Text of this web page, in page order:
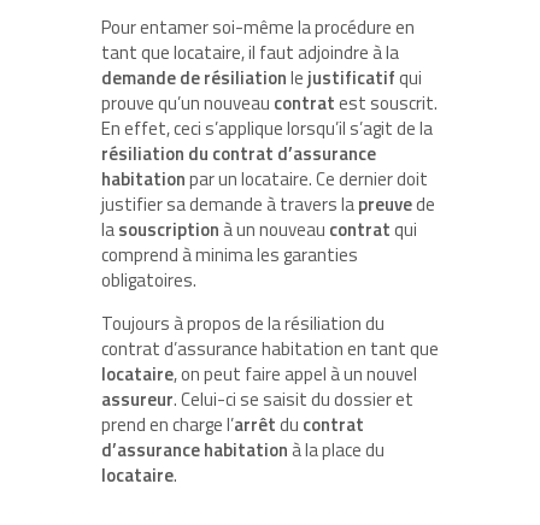
Pour entamer soi-même la procédure en
tant que locataire, il faut adjoindre à la
demande de résiliationle justificatifqui
prouve qu’un nouveau contratest souscrit.
En effet, ceci s’applique lorsqu’il s’agit de la
résiliation du contrat d’assurance
habitationpar un locataire. Ce dernier doit
justifier sa demande à travers lapreuvede
lasouscription à un nouveau contratqui
comprend à minima les garanties
obligatoires.
Toujours à propos de la résiliation du
contrat d’assurance habitation en tant que
locataire, on peut faire appel à un nouvel
assureur. Celui-ci se saisit du dossier et
prend en charge l’arrêtdu contrat
d’assurance habitation à la place du
locataire.